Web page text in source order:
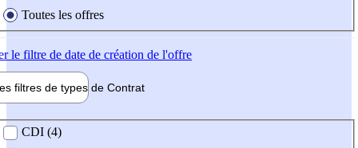
Toutes les offres
le filtre de date de création de l'offre
filtres de types de Contrat
contrat
CDI (4)